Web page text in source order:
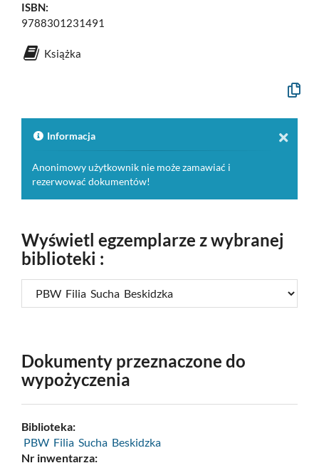
ISBN:
9788301231491
Książka
Kopiuj
do
Informacja
Anonimowy użytkownik nie może zamawiać i
rezerwować dokumentów!
Wyświetl egzemplarze z wybranej
biblioteki :
Dokumenty przeznaczone do
wypożyczenia
Biblioteka:
PBW Filia Sucha Beskidzka
Nr inwentarza: